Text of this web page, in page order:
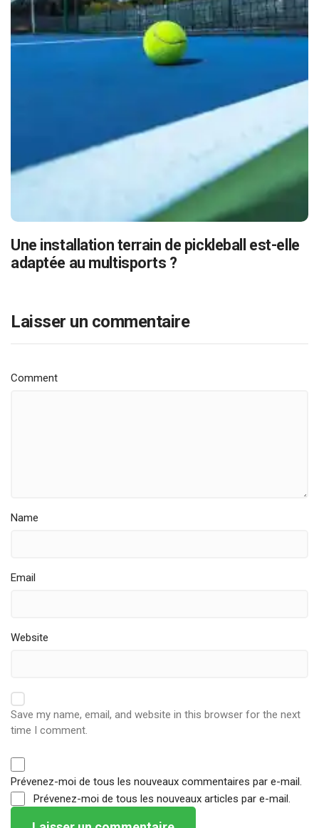
Une installation terrain de pickleball est-elle
adaptée au multisports ?
Laisser un commentaire
Comment
Name
Email
Website
Save my name, email, and website in this browser for the next
time I comment.
Prévenez-moi de tous les nouveaux commentaires par e-mail.
Prévenez-moi de tous les nouveaux articles par e-mail.